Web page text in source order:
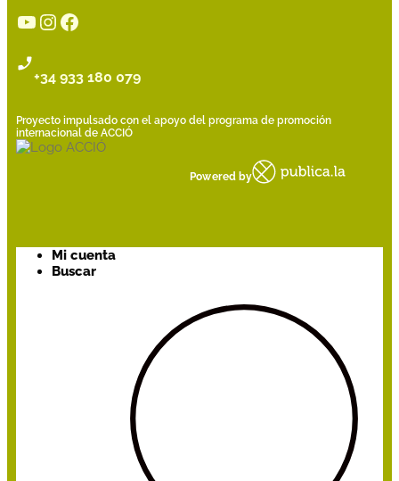
YouTube
Instagram
Facebook
+34 933 180 079
Proyecto impulsado con el apoyo del programa de promoción
internacional de ACCIÓ
Powered by
Mi cuenta
Buscar